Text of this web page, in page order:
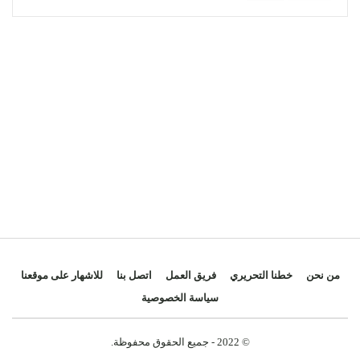
الوقوف على حصيلة المبادرات الوطنية ذات الصلة.
من نحن خطنا التحريري فريق العمل اتصل بنا
للاشهار على موقعنا
سياسة الخصوصية
© 2022 - جميع الحقوق محفوظة.